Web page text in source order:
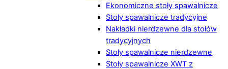
Ekonomiczne stoły spawalnicze
Stoły spawalnicze tradycyjne
Nakładki nierdzewne dla stołów
tradycyjnych
Stoły spawalnicze nierdzewne
Stoły spawalnicze XWT z